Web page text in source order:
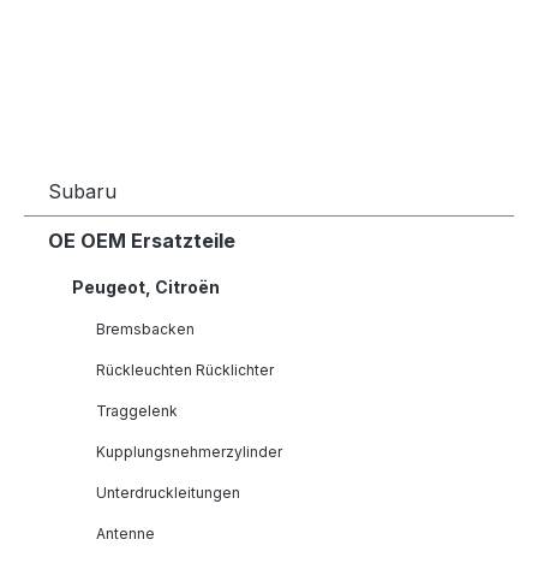
Subaru
OE OEM Ersatzteile
Peugeot, Citroën
Bremsbacken
Rückleuchten Rücklichter
Traggelenk
Kupplungsnehmerzylinder
Unterdruckleitungen
Antenne